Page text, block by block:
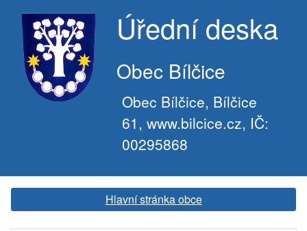
Úřední deska
Obec Bílčice
Obec Bílčice, Bílčice
61, www.bilcice.cz, IČ:
00295868
Hlavní stránka obce